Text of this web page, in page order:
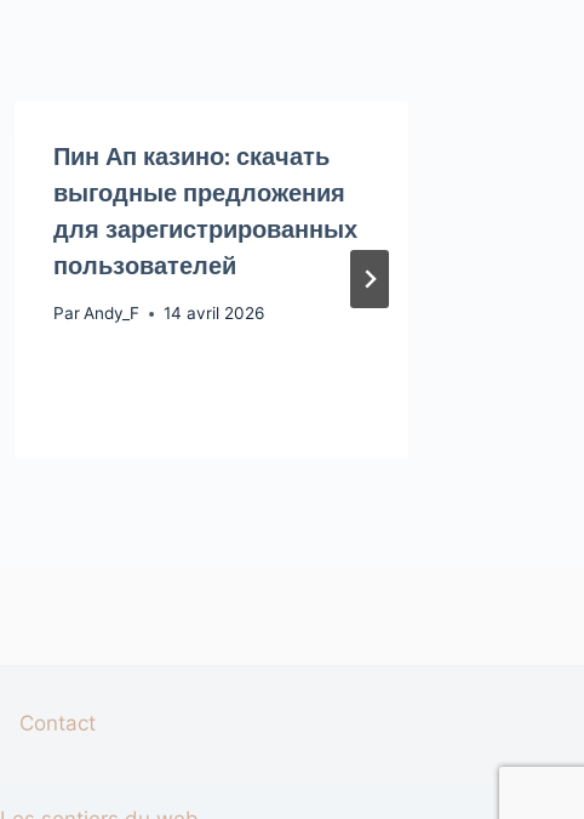
Пин Ап казино: скачать
выгодные предложения
для зарегистрированных
пользователей
Par Andy_F 14 avril 2026
Contact